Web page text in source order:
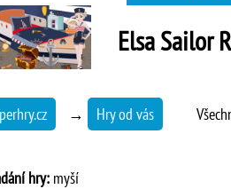
Elsa Sailor
→ Hry od vás
hry: myší